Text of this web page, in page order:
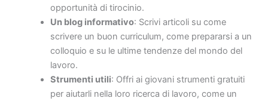
opportunità di tirocinio.
Un blog informativo: Scrivi articoli su come
scrivere un buon curriculum, come prepararsi a un
colloquio e su le ultime tendenze del mondo del
lavoro.
Strumenti utili: Offri ai giovani strumenti gratuiti
per aiutarli nella loro ricerca di lavoro, come un